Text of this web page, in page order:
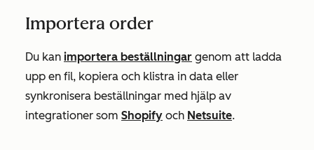
Importera order
Du kan importera beställningar genom att ladda
upp en fil, kopiera och klistra in data eller
synkronisera beställningar med hjälp av
integrationer som Shopify och Netsuite.